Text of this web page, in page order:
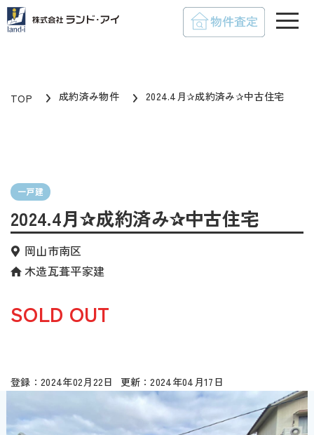
TOP 成約済み物件 2024.4月✰成約済み✰中古住宅
一戸建
2024.4月✰成約済み✰中古住宅
岡山市南区
木造瓦葺平家建
SOLD OUT
2024年02月22日 2024年04月17日